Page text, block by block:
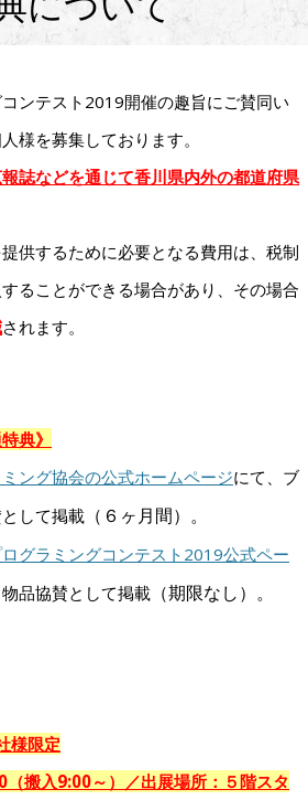
ンテスト2019開催の趣旨にご賛同い
様を募集しております。
誌などを通じて香川県内外の都道府県
供するために必要となる費用は、税制
ることができる場合があり、その場合
されます。
典》
ング協会の公式ホームページにて、ブ
して掲載 （６ヶ月間）。
グラミングコンテスト2019公式ペー
品協賛として掲載 （期限なし）。
様限定
（搬入9:00～）／出展場所：５階スタ